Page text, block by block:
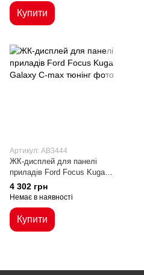
Купити
Артикул: AB3444
ЖК-дисплей для панелі
приладів Ford Focus Kuga
Galaxy C-max
4 302 грн
Немає в наявності
Купити